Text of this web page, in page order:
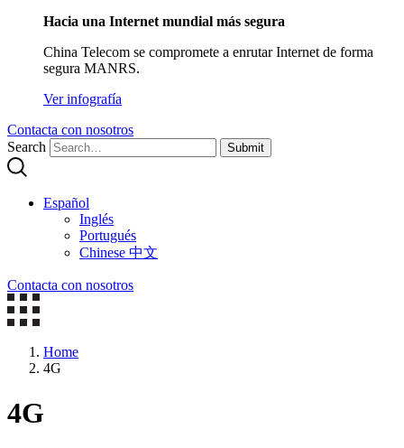
Hacia una Internet mundial más segura
China Telecom se compromete a enrutar Internet de forma
segura MANRS.
Ver infografía
Contacta con nosotros
Search
Submit
Español
Inglés
Portugués
Chinese 中文
Contacta con nosotros
Home
4G
4G